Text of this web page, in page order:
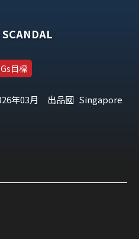
目標
年03月 出品國 Singapore